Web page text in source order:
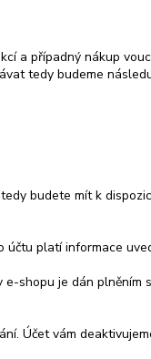
a případný nákup
tedy budeme
budete mít k
platí informace
shopu je dán plněním
Účet vám